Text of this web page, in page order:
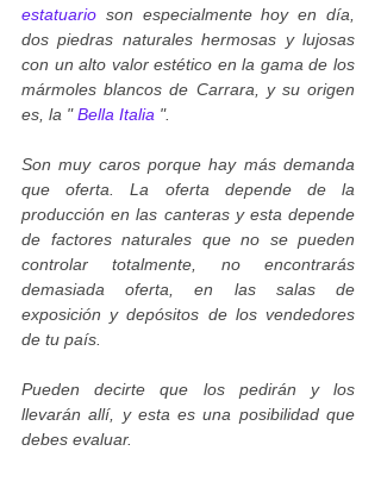
estatuario son especialmente hoy en día,
dos piedras naturales hermosas y lujosas
con un alto valor estético en la gama de los
mármoles blancos de Carrara, y su origen
es, la "Bella Italia ".
Son muy caros porque hay más demanda
que oferta. La oferta depende de la
producción en las canteras y esta depende
de factores naturales que no se pueden
controlar totalmente, no encontrarás
demasiada oferta, en las salas de
exposición y depósitos de los vendedores
de tu país.
Pueden decirte que los pedirán y los
llevarán allí, y esta es una posibilidad que
debes evaluar.